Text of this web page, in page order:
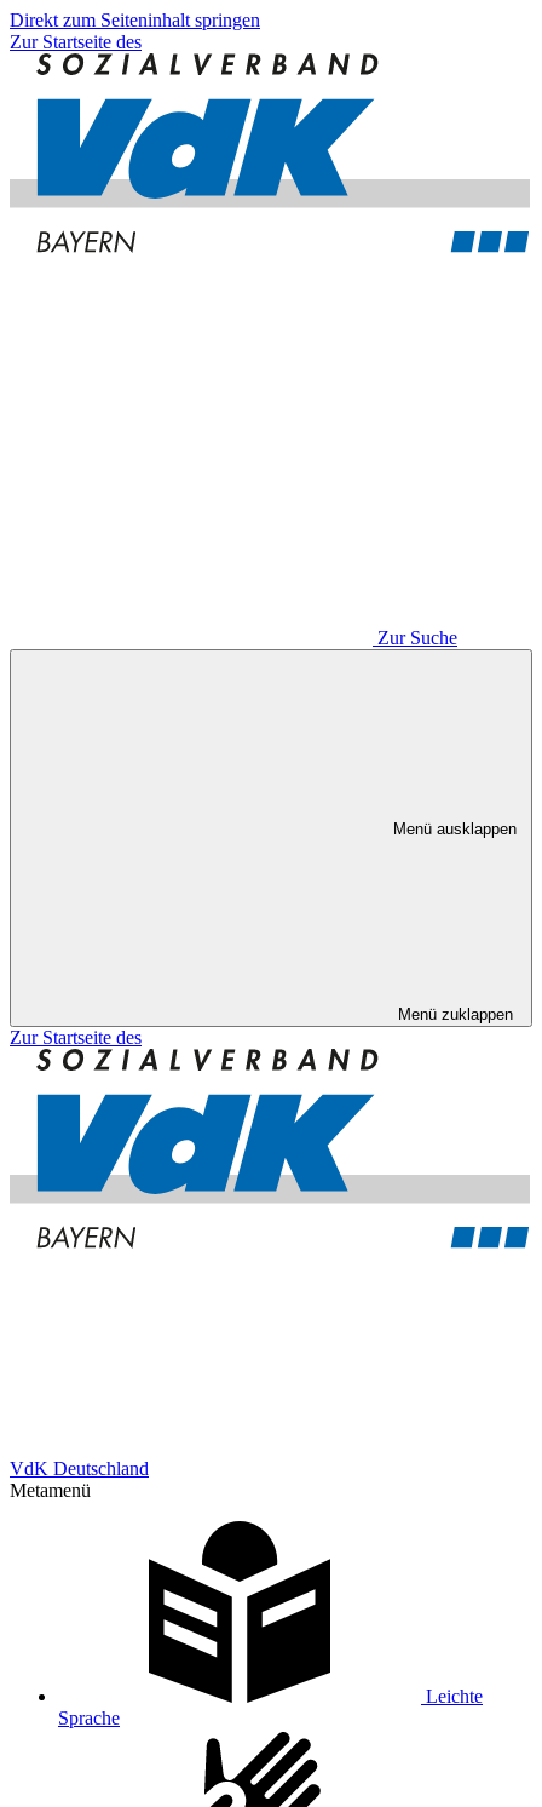
Direkt zum Seiteninhalt springen
Zur Startseite des
Zur Suche
Menü ausklappen
Menü zuklappen
Zur Startseite des
VdK Deutschland
Metamenü
Leichte
Sprache